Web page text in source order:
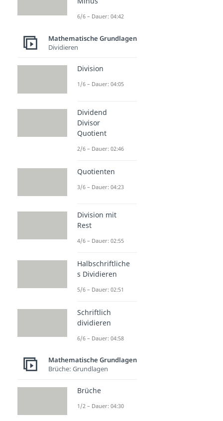
6/6 – Dauer: 04:42
Mathematische Grundlagen
Dividieren
Division
1/6 – Dauer: 04:05
Dividend
Divisor
Quotient
2/6 – Dauer: 02:46
Quotienten
3/6 – Dauer: 04:23
Division mit
Rest
4/6 – Dauer: 02:55
Halbschriftliche
s Dividieren
5/6 – Dauer: 02:51
Schriftlich
dividieren
6/6 – Dauer: 04:58
Mathematische Grundlagen
Brüche: Grundlagen
Brüche
1/2 – Dauer: 04:30